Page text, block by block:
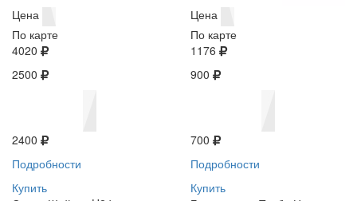
Цена
По карте
4020
2500
2400
Подробности
Купить
Цена
По карте
1176
900
700
Подробности
Купить